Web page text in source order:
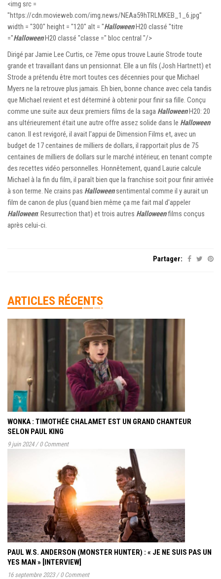
<img src =
"https://cdn.movieweb.com/img.news/NEAa59hTRLMKEB_1_6.jpg"
width = "300" height = "120" alt = "HalloweenH20 classé "titre
="HalloweenH20 classé "classe =" bloc central "/>
Dirigé par Jamie Lee Curtis, ce 7ème opus trouve Laurie Strode toute
grande et travaillant dans un pensionnat. Elle a un fils (Josh Hartnett) et
Strode a prétendu être mort toutes ces décennies pour que Michael
Myers ne la retrouve plus jamais. Eh bien, bonne chance avec cela tandis
que Michael revient et est déterminé à obtenir pour finir sa fille. Conçu
comme une suite aux deux premiers films de la saga HalloweenH20: 20
ans ultérieurement était une autre offre assez solide dans le Halloween
canon. Il est revigoré, il avait l'appui de Dimension Films et, avec un
budget de 17 centaines de milliers de dollars, il rapportait plus de 75
centaines de milliers de dollars sur le marché intérieur, en tenant compte
des recettes vidéo personnelles. Honnêtement, quand Laurie calcule
Michael à la fin du film, il paraît bien que la franchise soit pour finir arrivée
à son terme. Ne crains pas Halloweensentimental comme il y aurait un
film de canon de plus (quand bien même ça me fait mal d'appeler
Halloween: Resurrection that) et trois autres Halloweenfilms conçus
après celui-ci.
Partager:
ARTICLES RÉCENTS
WONKA : TIMOTHÉE CHALAMET EST UN GRAND CHANTEUR
SELON PAUL KING
9 juin 2024 / 0 Comment
PAUL W.S. ANDERSON (MONSTER HUNTER) : « JE NE SUIS PAS UN
YES MAN » [INTERVIEW]
16 septembre 2023 / 0 Comment